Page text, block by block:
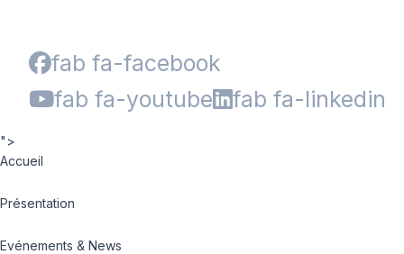
fab fa-facebook
fab fa-youtube
fab fa-linkedin
">
Accueil
Présentation
Evénements & News